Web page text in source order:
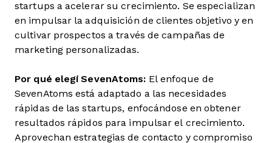
startups a acelerar su crecimiento. Se especializan
en impulsar la adquisición de clientes objetivo y en
cultivar prospectos a través de campañas de
marketing personalizadas.
Por qué elegí SevenAtoms: El enfoque de
SevenAtoms está adaptado a las necesidades
rápidas de las startups, enfocándose en obtener
resultados rápidos para impulsar el crecimiento.
Aprovechan estrategias de contacto y compromiso